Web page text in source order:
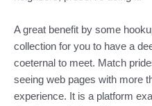
A great benefit by some
collection for you to have a
coeternal to meet. Match
seeing web pages with more
experience. It is a platform